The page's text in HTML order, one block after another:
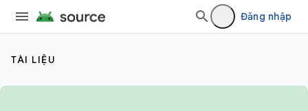
Đăng nhập
TÀI LIỆU